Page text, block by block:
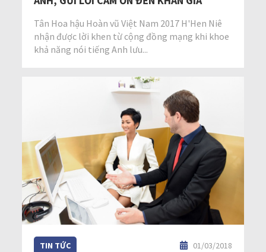
Tân Hoa hậu Hoàn vũ Việt Nam 2017 H'Hen Niê
nhận được lời khen từ cộng đồng mạng khi khoe
khả năng nói tiếng Anh lưu...
TIN TỨC 01/03/2018